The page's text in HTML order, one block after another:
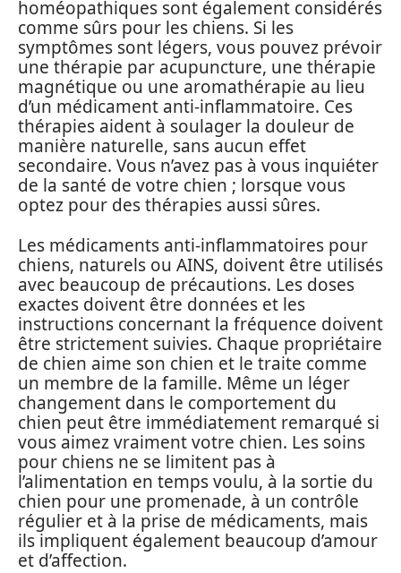
homéopathiques sont également considérés
comme sûrs pour les chiens. Si les
symptômes sont légers, vous pouvez prévoir
une thérapie par acupuncture, une thérapie
magnétique ou une aromathérapie au lieu
d’un médicament anti-inflammatoire. Ces
thérapies aident à soulager la douleur de
manière naturelle, sans aucun effet
secondaire. Vous n’avez pas à vous inquiéter
de la santé de votre chien ; lorsque vous
optez pour des thérapies aussi sûres.
Les médicaments anti-inflammatoires pour
chiens, naturels ou AINS, doivent être utilisés
avec beaucoup de précautions. Les doses
exactes doivent être données et les
instructions concernant la fréquence doivent
être strictement suivies. Chaque propriétaire
de chien aime son chien et le traite comme
un membre de la famille. Même un léger
changement dans le comportement du
chien peut être immédiatement remarqué si
vous aimez vraiment votre chien. Les soins
pour chiens ne se limitent pas à
l’alimentation en temps voulu, à la sortie du
chien pour une promenade, à un contrôle
régulier et à la prise de médicaments, mais
ils impliquent également beaucoup d’amour
et d’affection.